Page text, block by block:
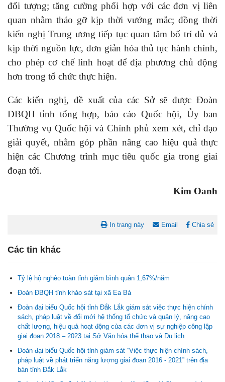
đối tượng; tăng cường phối hợp với các đơn vị liên
quan nhằm tháo gỡ kịp thời vướng mắc; đồng thời
kiến nghị Trung ương tiếp tục quan tâm bố trí đủ và
kịp thời nguồn lực, đơn giản hóa thủ tục hành chính,
cho phép cơ chế linh hoạt để địa phương chủ động
hơn trong tổ chức thực hiện.
Các kiến nghị, đề xuất của các Sở sẽ được Đoàn
ĐBQH tỉnh tổng hợp, báo cáo Quốc hội, Ủy ban
Thường vụ Quốc hội và Chính phủ xem xét, chỉ đạo
giải quyết, nhằm góp phần nâng cao hiệu quả thực
hiện các Chương trình mục tiêu quốc gia trong giai
đoạn tới.
Kim Oanh
In trang này Email Chia sẻ
Các tin khác
Tỷ lệ hộ nghèo toàn tỉnh giảm bình quân 1,67%/năm
Đoàn ĐBQH tỉnh khảo sát tại xã Ea Bá
Đoàn đại biểu Quốc hội tỉnh Đắk Lắk giám sát việc thực hiện chính
sách, pháp luật về đổi mới hệ thống tổ chức và quản lý, nâng cao
chất lượng, hiệu quả hoạt động của các đơn vị sự nghiệp công lập
giai đoạn 2018 – 2023 tại Sở Văn hóa thể thao và Du lịch
Đoàn đại biểu Quốc hội tỉnh giám sát “Việc thực hiện chính sách,
pháp luật về phát triển năng lượng giai đoạn 2016 - 2021” trên địa
bàn tỉnh Đắk Lắk
Nghị quyết Cho ý kiến về cam kết bố trí nguồn vốn đối ứng ngân
Nghị quyết về việc phân bổ kế hoạch vốn đầu tư phát triển được